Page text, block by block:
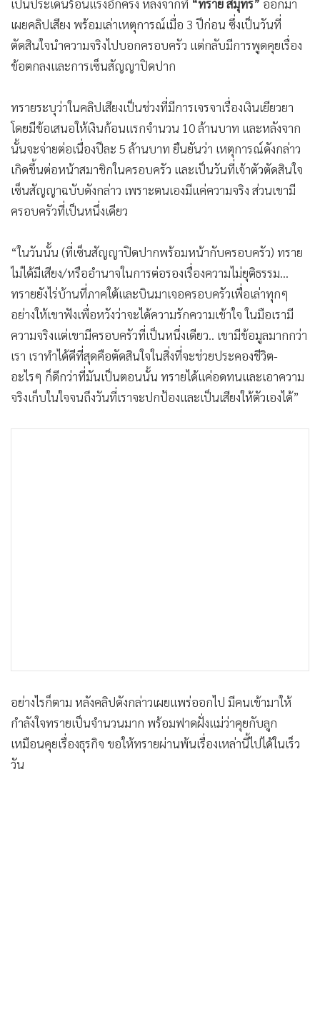
• กีฬา
• ต่างประเทศ
• Special Scoop
• เศรษฐกิจ-ธุรกิจ
•
ชุมชน-คุณภาพชีวิต
•
อาชญากรรม
• Motoring
• เกม
• วิทยาศาสตร์
• หุ้น
• อินโดจีน
• กองทุนรวม
• Celeb Online
• Factcheck
• ญี่ปุ่น
• News1
เป็นประเด็นร้อนแรงอีกครั้ง หลังจากที่ “ทราย สมุทร” ออกมา
เผยคลิปเสียง พร้อมเล่าเหตุการณ์เมื่อ 3 ปีก่อน ซึ่งเป็นวันที่
ตัดสินใจนำความจริงไปบอกครอบครัว แต่กลับมีการพูดคุยเรื่อง
ข้อตกลงและการเซ็นสัญญาปิดปาก
ทรายระบุว่าในคลิปเสียงเป็นช่วงที่มีการเจรจาเรื่องเงินเยียวยา
โดยมีข้อเสนอให้เงินก้อนแรกจำนวน 10 ล้านบาท และหลังจาก
นั้นจะจ่ายต่อเนื่องปีละ 5 ล้านบาท ยืนยันว่า เหตุการณ์ดังกล่าว
เกิดขึ้นต่อหน้าสมาชิกในครอบครัว และเป็นวันที่เจ้าตัวตัดสินใจ
เซ็นสัญญาฉบับดังกล่าว เพราะตนเองมีแค่ความจริง ส่วนเขามี
ครอบครัวที่เป็นหนึ่งเดียว
“ในวันนั้น (ที่เซ็นสัญญาปิดปากพร้อมหน้ากับครอบครัว) ทราย
ไม่ได้มีเสียง/หรืออำนาจในการต่อรองเรื่องความไม่ยุติธรรม...
ทรายยังไร่บ้านที่ภาคใต้และบินมาเจอครอบครัวเพื่อเล่าทุกๆ
อย่างให้เขาฟังเพื่อหวังว่าจะได้ความรักความเข้าใจ ในมือเรามี
ความจริงแต่เขามีครอบครัวที่เป็นหนึ่งเดียว.. เขามีข้อมูลมากกว่า
เรา เราทำได้ดีที่สุดคือตัดสินใจในสิ่งที่จะช่วยประคองชีวิต-
อะไรๆ ก็ดีกว่าที่มันเป็นตอนนั้น ทรายได้แค่อดทนและเอาความ
จริงเก็บในใจจนถึงวันที่เราจะปกป้องและเป็นเสียงให้ตัวเองได้”
อย่างไรก็ตาม หลังคลิปดังกล่าวเผยแพร่ออกไป มีคนเข้ามาให้
กำลังใจทรายเป็นจำนวนมาก พร้อมฟาดฝั่งแม่ว่าคุยกับลูก
เหมือนคุยเรื่องธุรกิจ ขอให้ทรายผ่านพ้นเรื่องเหล่านี้ไปได้ในเร็ว
วัน